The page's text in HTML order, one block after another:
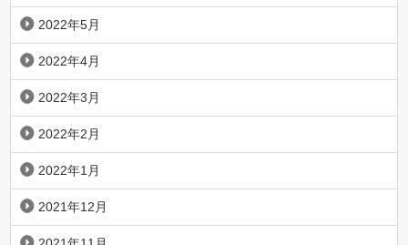
2022年5月
2022年4月
2022年3月
2022年2月
2022年1月
2021年12月